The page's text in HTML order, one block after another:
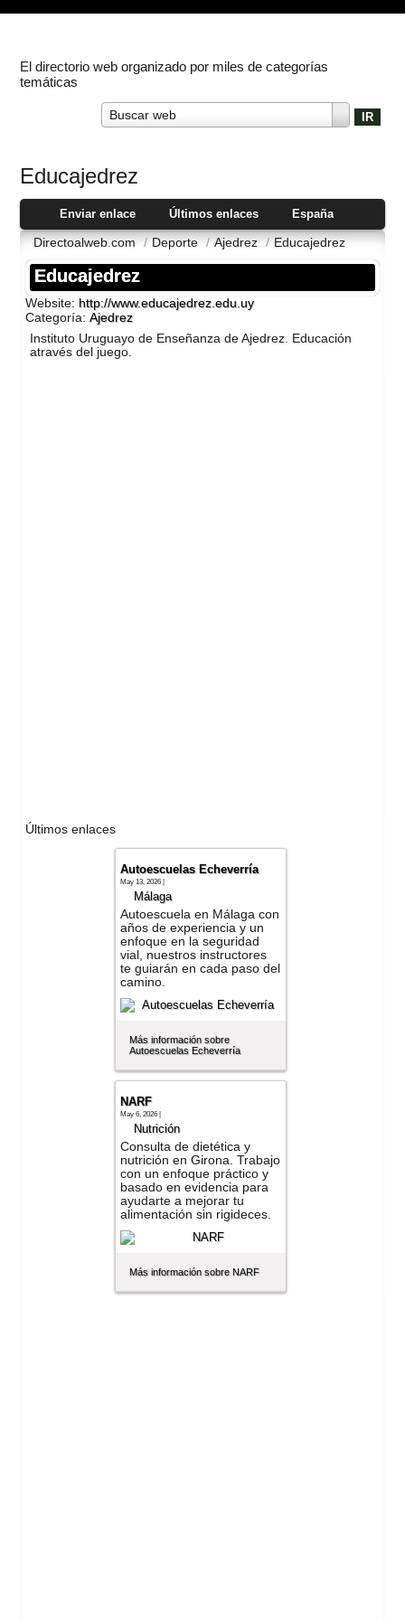
El directorio web organizado por miles de categorías
temáticas
Buscar web
Educajedrez
Enviar enlace Últimos enlaces España
Directoalweb.com / Deporte / Ajedrez / Educajedrez
Educajedrez
Website: http://www.educajedrez.edu.uy
Categoría:Ajedrez
Instituto Uruguayo de Enseñanza de Ajedrez. Educación
através del juego.
Últimos enlaces
Autoescuelas Echeverría
May 13, 2026 |
Málaga
Autoescuela en Málaga con
años de experiencia y un
enfoque en la seguridad
vial, nuestros instructores
te guiarán en cada paso del
camino.
Más información sobre
Autoescuelas Echeverría
NARF
May 6, 2026 |
Nutrición
Consulta de dietética y
nutrición en Girona. Trabajo
con un enfoque práctico y
basado en evidencia para
ayudarte a mejorar tu
alimentación sin rigideces.
Más información sobre NARF